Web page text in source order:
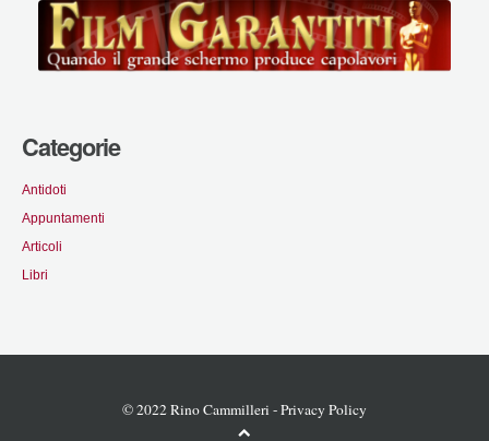
Categorie
Antidoti
Appuntamenti
Articoli
Libri
© 2022 Rino Cammilleri -Privacy Policy